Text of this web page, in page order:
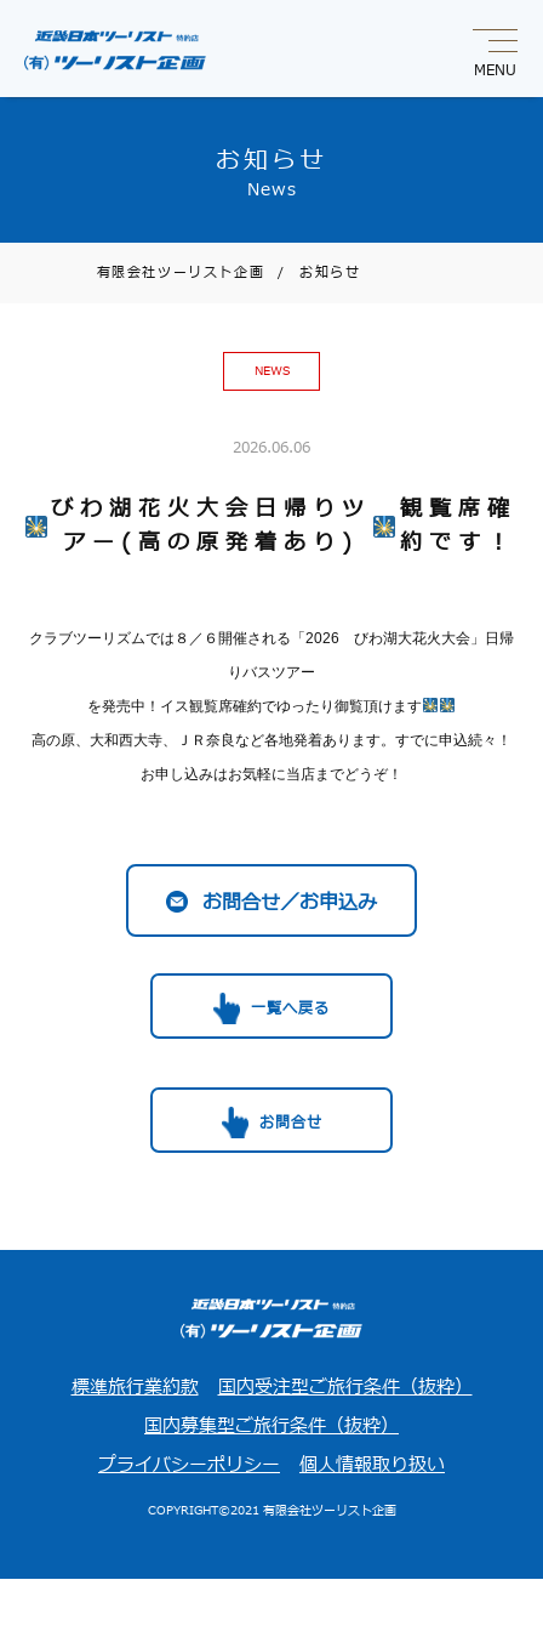
MENU
お知らせ
News
有限会社ツーリスト企画 /お知らせ
NEWS
2026.06.06
びわ湖花火大会日帰りツ
アー(高の原発着あり)
観覧席確
約です！
クラブツーリズムでは８／６開催される「2026 びわ湖大花火大会」日帰
りバスツアー
を発売中！イス観覧席確約でゆったり御覧頂けます
高の原、大和西大寺、ＪＲ奈良など各地発着あります。すでに申込続々！
お申し込みはお気軽に当店までどうぞ！
お問合せ／お申込み
一覧へ戻る
お問合せ
標準旅行業約款
国内受注型ご旅行条件（抜粋）
国内募集型ご旅行条件（抜粋）
プライバシーポリシー
個人情報取り扱い
COPYRIGHT©2021 有限会社ツーリスト企画